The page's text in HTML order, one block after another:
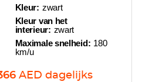
Kleur: zwart
Kleur van het
interieur: zwart
Maximale snelheid: 180
km/u
AED dagelijks